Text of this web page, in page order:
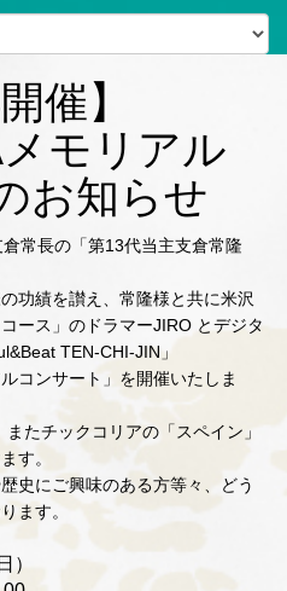
催】
モリアル
お知らせ
常長の「第13代当主支倉常隆
功績を讃え、常隆様と共に米沢
ース」のドラマーJIRO とデジタ
TEN-CHI-JIN 」
コンサート」を開催いたしま
またチックコリアの「スペイン」
す。
史にご興味のある方等々、どう
ます。
）